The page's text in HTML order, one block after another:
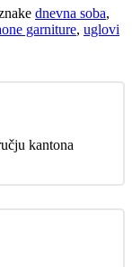
dnevna soba,
garniture, uglovi
kantona